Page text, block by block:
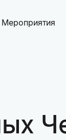
Мероприятия